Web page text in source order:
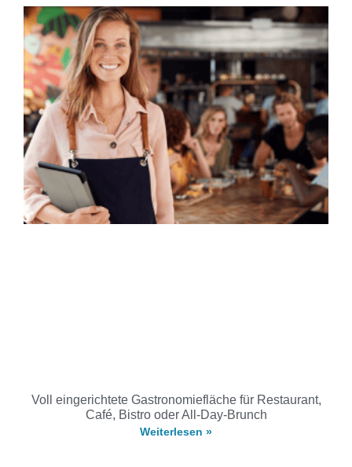
Voll eingerichtete Gastronomiefläche für Restaurant,
Café, Bistro oder All-Day-Brunch
Weiterlesen »